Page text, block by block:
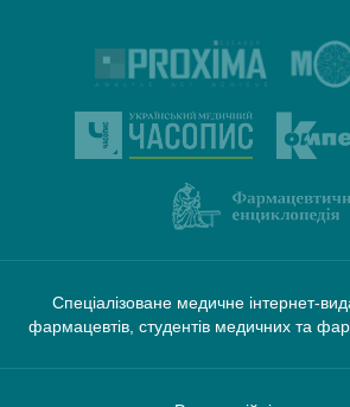
Спеціалізоване медичне інтернет-
фармацевтів, студентів медичних та